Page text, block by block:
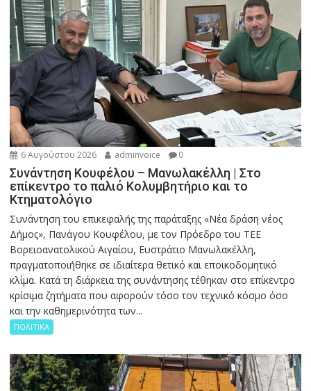
6 Αυγούστου 2026 adminvoice 0
Συνάντηση Κουφέλου – Μανωλακέλλη | Στο
επίκεντρο το παλιό Κολυμβητήριο και το
Κτηματολόγιο
Συνάντηση του επικεφαλής της παράταξης «Νέα δράση νέος
Δήμος», Πανάγου Κουφέλου, με τον Πρόεδρο του ΤΕΕ
Βορειοανατολικού Αιγαίου, Ευστράτιο Μανωλακέλλη,
πραγματοποιήθηκε σε ιδιαίτερα θετικό και εποικοδομητικό
κλίμα. Κατά τη διάρκεια της συνάντησης τέθηκαν στο επίκεντρο
κρίσιμα ζητήματα που αφορούν τόσο τον τεχνικό κόσμο όσο
και την καθημερινότητα των...
ΠΟΛΙΤΙΚΑ